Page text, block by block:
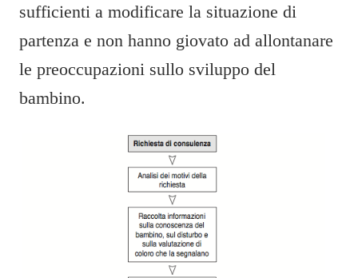
sufficienti a modificare la situazione di
partenza e non hanno giovato ad allontanare
le preoccupazioni sullo sviluppo del
bambino.